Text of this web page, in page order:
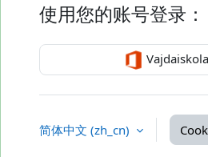
使用您的账号登录：
简体中文 ‎(zh_cn)‎